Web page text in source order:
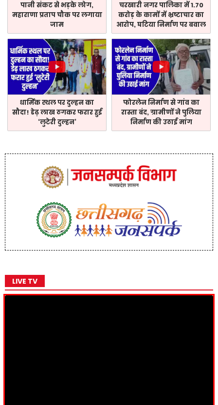
पानी संकट से भड़के लोग,
महाराणा प्रताप चौक पर लगाया
जाम
चरखारी नगर पालिका में 1.70
करोड़ के कामों में भ्रष्टाचार का
आरोप, घटिया निर्माण पर बवाल
धार्मिक स्थल पर दुल्हन का
सौदा! डेढ़ लाख ठगकर फरार हुई
‘लुटेरी दुल्हन’
फोरलेन निर्माण से गांव का
रास्ता बंद, ग्रामीणों ने पुलिया
निर्माण की उठाई मांग
LIVE TV